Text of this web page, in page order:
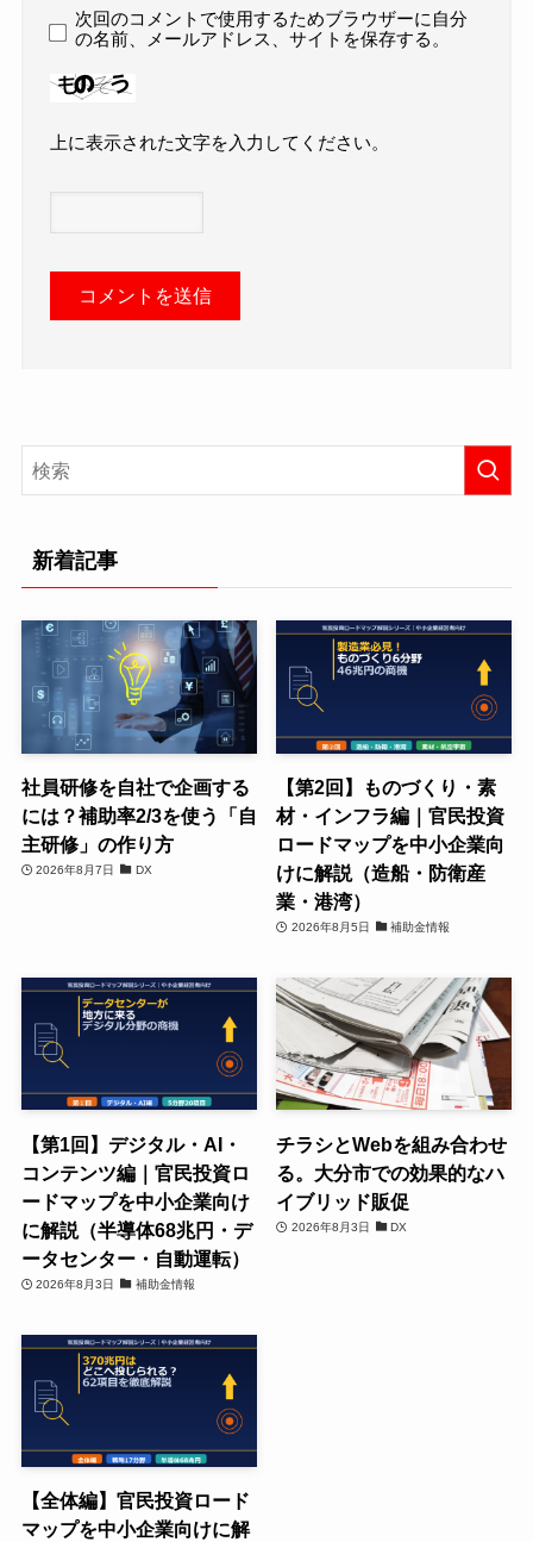
次回のコメントで使用するためブラウザーに自分
の名前、メールアドレス、サイトを保存する。
上に表示された文字を入力してください。
新着記事
社員研修を自社で企画する
には？補助率2/3を使う「自
主研修」の作り方
2026年8月7日 DX
【第2回】ものづくり・素
材・インフラ編｜官民投資
ロードマップを中小企業向
けに解説（造船・防衛産
業・港湾）
2026年8月5日 補助金情報
【第1回】デジタル・AI・
コンテンツ編｜官民投資ロ
ードマップを中小企業向け
に解説（半導体68兆円・デ
ータセンター・自動運転）
2026年8月3日 補助金情報
チラシとWebを組み合わせ
る。大分市での効果的なハ
イブリッド販促
2026年8月3日 DX
【全体編】官民投資ロード
マップを中小企業向けに解